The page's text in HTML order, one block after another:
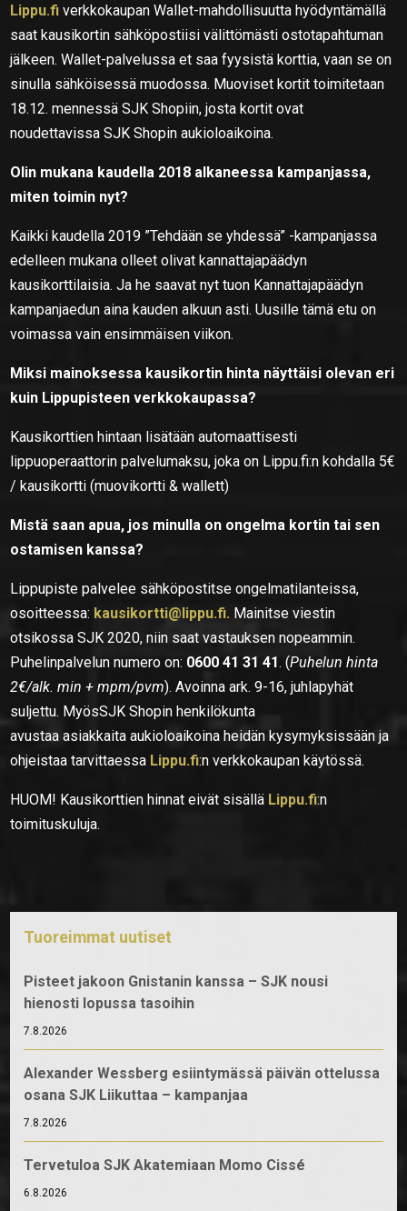
Lippu.fi verkkokaupan Wallet-mahdollisuutta hyödyntämällä
saat kausikortin sähköpostiisi välittömästi ostotapahtuman
jälkeen. Wallet-palvelussa et saa fyysistä korttia, vaan se on
sinulla sähköisessä muodossa. Muoviset kortit toimitetaan
18.12. mennessä SJK Shopiin, josta kortit ovat
noudettavissa SJK Shopin aukioloaikoina.
Olin mukana kaudella 2018 alkaneessa kampanjassa,
miten toimin nyt?
Kaikki kaudella 2019 ”Tehdään se yhdessä” -kampanjassa
edelleen mukana olleet olivat kannattajapäädyn
kausikorttilaisia. Ja he saavat nyt tuon Kannattajapäädyn
kampanjaedun aina kauden alkuun asti. Uusille tämä etu on
voimassa vain ensimmäisen viikon.
Miksi mainoksessa kausikortin hinta näyttäisi olevan eri
kuin Lippupisteen verkkokaupassa?
Kausikorttien hintaan lisätään automaattisesti
lippuoperaattorin palvelumaksu, joka on Lippu.fi:n kohdalla 5€
/ kausikortti (muovikortti & wallett)
Mistä saan apua, jos minulla on ongelma kortin tai sen
ostamisen kanssa?
Lippupiste palvelee sähköpostitse ongelmatilanteissa,
osoitteessa: kausikortti@lippu.fi. Mainitse viestin
otsikossa SJK 2020, niin saat vastauksen nopeammin.
Puhelinpalvelun numero on: 0600 41 31 41. (Puhelun hinta
2€/alk. min + mpm/pvm). Avoinna ark. 9-16, juhlapyhät
suljettu. MyösSJK Shopin henkilökunta
avustaa asiakkaita aukioloaikoina heidän kysymyksissään ja
ohjeistaa tarvittaessa Lippu.fi:n verkkokaupan käytössä.
HUOM! Kausikorttien hinnat eivät sisällä Lippu.fi:n
toimituskuluja.
Tuoreimmat uutiset
Pisteet jakoon Gnistanin kanssa – SJK nousi
hienosti lopussa tasoihin
7.8.2026
Alexander Wessberg esiintymässä päivän ottelussa
osana SJK Liikuttaa – kampanjaa
7.8.2026
Tervetuloa SJK Akatemiaan Momo Cissé
6.8.2026